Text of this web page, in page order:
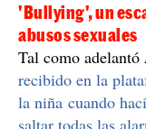
'Bullying', un
abusos sexuales
Tal como adelantó
recibido en la
la niña cuando
saltar todas las